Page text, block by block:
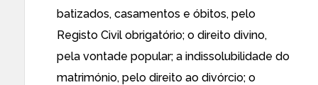
batizados, casamentos e óbitos, pelo
Registo Civil obrigatório; o direito divino,
pela vontade popular; a indissolubilidade do
matrimónio, pelo direito ao divórcio; o